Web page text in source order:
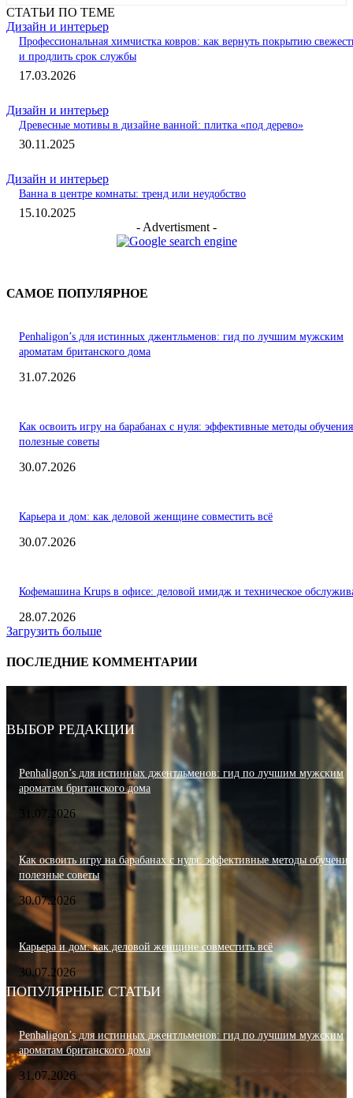
СТАТЬИ ПО ТЕМЕ
Дизайн и интерьер
Профессиональная химчистка ковров: как вернуть покрытию
и продлить срок службы
17.03.2026
Дизайн и интерьер
Древесные мотивы в дизайне ванной: плитка «под дерево»
30.11.2025
Дизайн и интерьер
Ванна в центре комнаты: тренд или неудобство
15.10.2025
- Advertisment -
САМОЕ ПОПУЛЯРНОЕ
Penhaligon’s для истинных джентльменов: гид по лучшим мужским
ароматам британского дома
31.07.2026
Как освоить игру на барабанах с нуля: эффективные методы
полезные советы
30.07.2026
Карьера и дом: как деловой женщине совместить всё
30.07.2026
Кофемашина Krups в офисе: деловой имидж и техническое
28.07.2026
Загрузить больше
ПОСЛЕДНИЕ КОММЕНТАРИИ
ВЫБОР РЕДАКЦИИ
Penhaligon’s для истинных джентльменов: гид по лучшим мужским
ароматам британского дома
31.07.2026
Как освоить игру на барабанах с нуля: эффективные методы
полезные советы
30.07.2026
Карьера и дом: как деловой женщине совместить всё
30.07.2026
ПОПУЛЯРНЫЕ СТАТЬИ
Penhaligon’s для истинных джентльменов: гид по лучшим мужским
ароматам британского дома
31.07.2026